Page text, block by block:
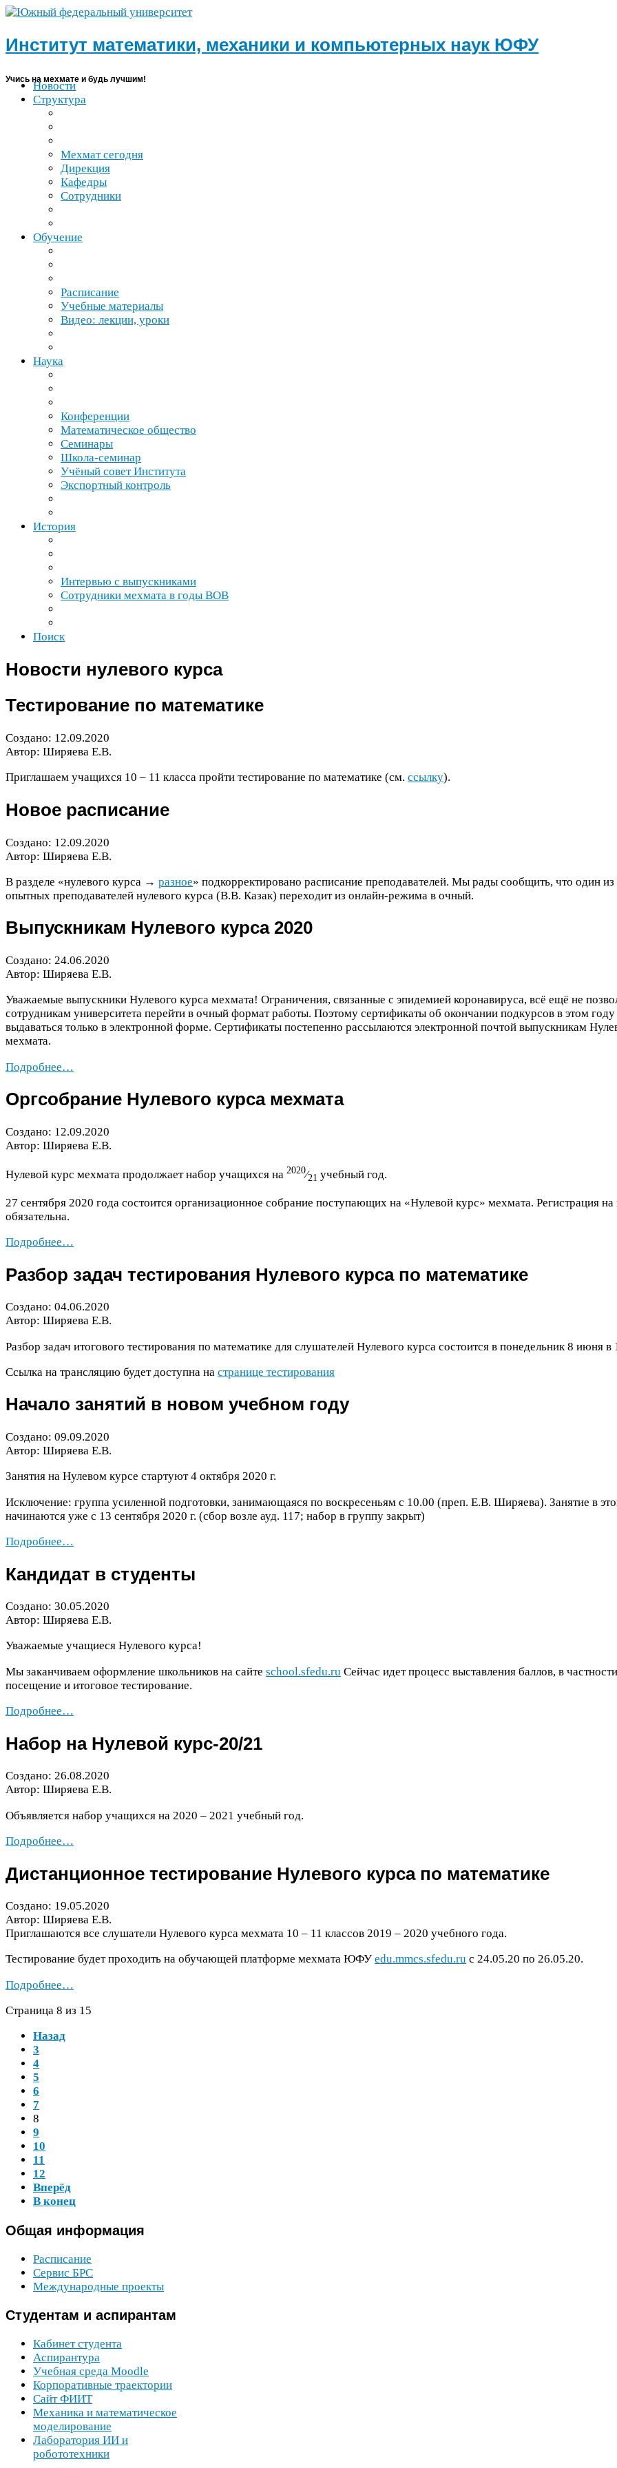
Институт математики, механики и компьютерных наук ЮФУ
Учись на мехмате и будь лучшим!
Новости
Структура
Мехмат сегодня
Дирекция
Кафедры
Сотрудники
Обучение
Расписание
Учебные материалы
Видео: лекции, уроки
Наука
Конференции
Математическое общество
Семинары
Школа-​семинар
Учёный совет Института
Экспортный контроль
История
Интервью с выпускниками
Сотрудники мехмата в годы ВОВ
Поиск
Новости нулевого курса
Тестирование по математике
Создано: 12.09.2020
Автор: Ширяева Е.В.
Приглашаем учащихся 10 – 11 класса пройти тестирование по математике (см. ссылку).
Новое расписание
Создано: 12.09.2020
Автор: Ширяева Е.В.
В разделе «нулевого курса → разное» подкорректировано расписание преподавателей. Мы рады сообщить, что один
опытных преподавателей нулевого курса (В.В. Казак) переходит из онлайн-​режима в очный.
Выпускникам Нулевого курса 2020
Создано: 24.06.2020
Автор: Ширяева Е.В.
Уважаемые выпускники Нулевого курса мехмата! Ограничения, связанные с эпидемией коронавируса, всё ещё не
сотрудникам университета перейти в очный формат работы. Поэтому сертификаты об окончании подкурсов в этом году
выдаваться только в электронной форме. Сертификаты постепенно рассылаются электронной почтой выпускникам
мехмата.
Подробнее…
Оргсобрание Нулевого курса мехмата
Создано: 12.09.2020
Автор: Ширяева Е.В.
Нулевой курс мехмата продолжает набор учащихся на 2020⁄21 учебный год.
27 сентября 2020 года состоится организационное собрание поступающих на «Нулевой курс» мехмата. Регистрация
обязательна.
Подробнее…
Разбор задач тестирования Нулевого курса по математике
Создано: 04.06.2020
Автор: Ширяева Е.В.
Разбор задач итогового тестирования по математике для слушателей Нулевого курса состоится в понедельник 8 июня в
Ссылка на трансляцию будет доступна на странице тестирования
Начало занятий в новом учебном году
Создано: 09.09.2020
Автор: Ширяева Е.В.
Занятия на Нулевом курсе стартуют4 октября 2020 г.
Исключение: группа усиленной подготовки, занимающаяся по воскресеньям с 10.00 (преп. Е.В. Ширяева). Занятие в
начинаются уже с 13 сентября 2020 г. (сбор возле ауд. 117; набор в группу закрыт)
Подробнее…
Кандидат в студенты
Создано: 30.05.2020
Автор: Ширяева Е.В.
Уважаемые учащиеся Нулевого курса!
Мы заканчиваем оформление школьников на сайте school​.sfedu​.ru Сейчас идет процесс выставления баллов, в
посещение и итоговое тестирование.
Подробнее…
Набор на Нулевой курс-​20/​21
Создано: 26.08.2020
Автор: Ширяева Е.В.
Объявляется набор учащихся на 2020 – 2021 учебный год.
Подробнее…
Дистанционное тестирование Нулевого курса по математике
Создано: 19.05.2020
Автор: Ширяева Е.В.
Приглашаются все слушатели Нулевого курса мехмата 10 – 11 классов 2019 – 2020 учебного года.
Тестирование будет проходить на обучающей платформе мехмата ЮФУ edu​.mmcs​.sfedu​.ru с 24.05.20 по 26.05.20.
Подробнее…
Страница 8 из 15
Назад
3
4
5
6
7
8
9
10
11
12
Вперёд
В конец
Общая информация
Расписание
Сервис БРС
Международные проекты
Студентам и аспирантам
Кабинет студента
Аспирантура
Учебная среда Moodle
Корпоративные траектории
СайтФИИТ
Механика и математическое
моделирование
Лаборатория ИИ и
робототехники